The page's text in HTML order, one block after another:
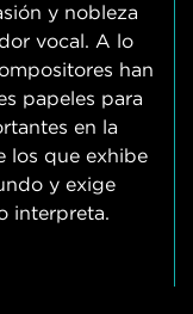
y nobleza
vocal. A lo
han
papeles para
en la
los que exhibe
y exige
interpreta.